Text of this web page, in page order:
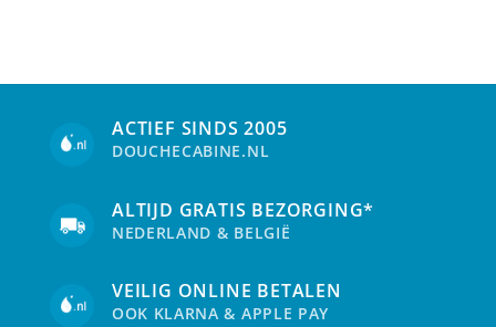
ACTIEF SINDS 2005
DOUCHECABINE.NL
ALTIJD GRATIS BEZORGING*
NEDERLAND & BELGIË
VEILIG ONLINE BETALEN
OOK KLARNA & APPLE PAY